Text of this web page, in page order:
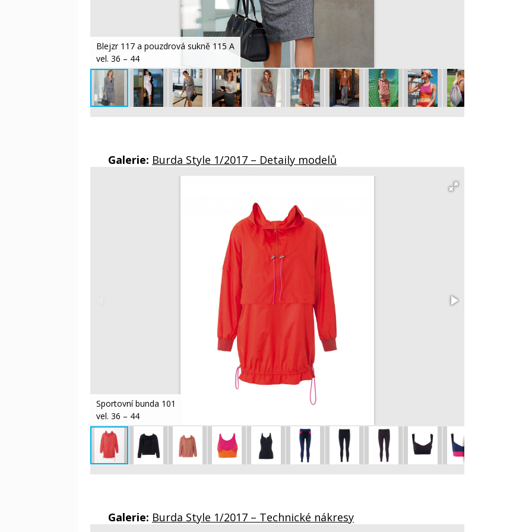
Blejzr 117 a pouzdrová sukně 115 A
vel. 36 – 44
Galerie: Burda Style 1/2017 – Detaily modelů
Sportovní bunda 101
vel. 36 – 44
Galerie: Burda Style 1/2017 – Technické nákresy